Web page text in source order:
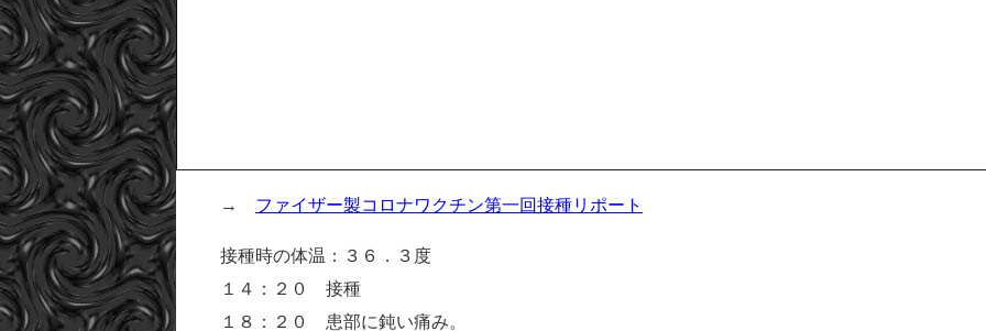
→ ファイザー製コロナワクチン第一回接種リポート
接種時の体温：３６．３度
１４：２０ 接種
１８：２０ 患部に鈍い痛み。